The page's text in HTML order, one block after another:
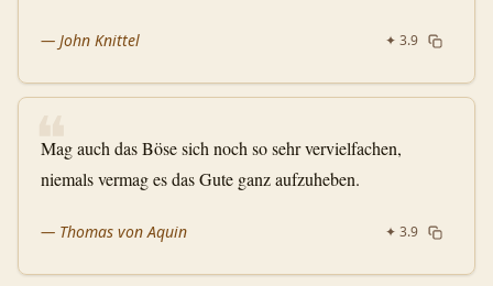
— John Knittel ✦ 3.9
❝
Mag auch das Böse sich noch so sehr vervielfachen,
niemals vermag es das Gute ganz aufzuheben.
— Thomas von Aquin ✦ 3.9